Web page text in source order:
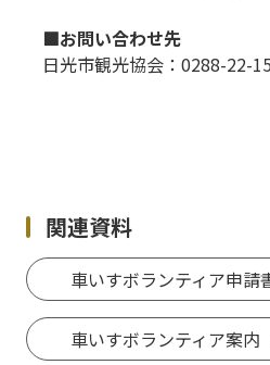
■お問い合わせ先
日光市観光協会：0288-22-
関連資料
車いすボランティア申請
車いすボランティア案内